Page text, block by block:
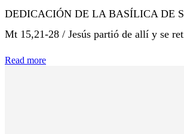
DEDICACIÓN DE LA BASÍLICA DE
Mt 15,21-28 / Jesús partió de allí y se
Read more